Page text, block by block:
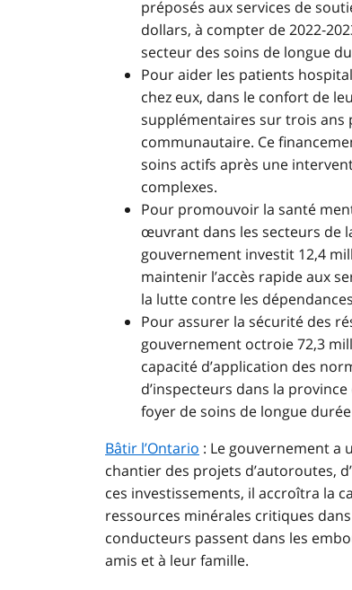
préposés aux services de
dollars, à compter de
secteur des soins de longue
Pour aider les patients
chez eux, dans le confort de
supplémentaires sur trois ans
communautaire. Ce
soins actifs après une
complexes.
Pour promouvoir la santé
œuvrant dans les secteurs de
gouvernement investit 12,4
maintenir l’accès rapide aux
la lutte contre les
Pour assurer la sécurité des
gouvernement octroie 72,3
capacité d’application des
d’inspecteurs dans la
foyer de soins de longue
Bâtir l’Ontario : Le gouvernement a
chantier des projets d’autoroutes,
ces investissements, il accroîtra la
ressources minérales critiques
conducteurs passent dans les
amis et à leur famille.